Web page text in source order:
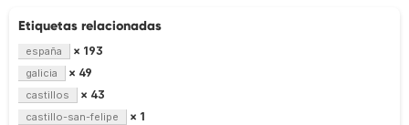
Etiquetas relacionadas
españa × 193
galicia × 49
castillos × 43
castillo-san-felipe × 1